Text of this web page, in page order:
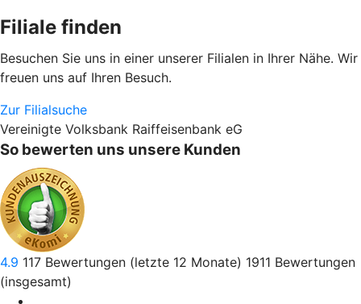
Filiale finden
Besuchen Sie uns in einer unserer Filialen in Ihrer Nähe. Wir
freuen uns auf Ihren Besuch.
Zur Filialsuche
Vereinigte Volksbank Raiffeisenbank eG
So bewerten uns unsere Kunden
4.9 117 Bewertungen (letzte 12 Monate) 1911 Bewertungen
(insgesamt)